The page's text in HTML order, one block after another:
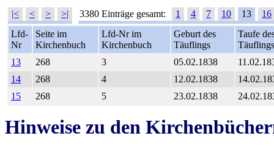
|< < > >| 3380 Einträge gesamt: 1 4 7 10 13
16
Lfd-
Nr
Seite im
Kirchenbuch
Lfd-Nr im
Kirchenbuch
Geburt des
Täuflings
Taufe
Täuflings
13
268 3 05.02.1838
14
268 4 12.02.1838
15
268 5 23.02.1838
Hinweise zu den